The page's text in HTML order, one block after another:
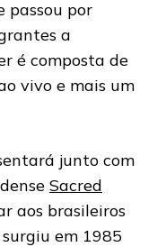
passou por
a
é composta de
vivo e mais um
junto com
Sacred
aos brasileiros
em 1985